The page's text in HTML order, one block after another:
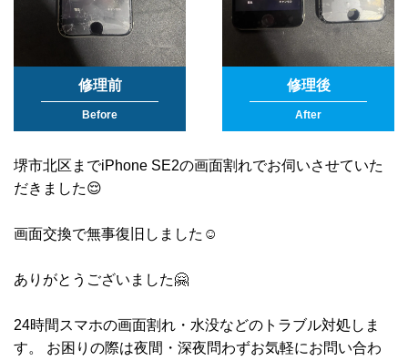
修理前
Before
修理後
After
堺市北区までiPhone SE2の画面割れでお伺いさせていた
だきました😌
画面交換で無事復旧しました☺️
ありがとうございました🤗
24時間スマホの画面割れ・水没などのトラブル対処しま
す。 お困りの際は夜間・深夜問わずお気軽にお問い合わ